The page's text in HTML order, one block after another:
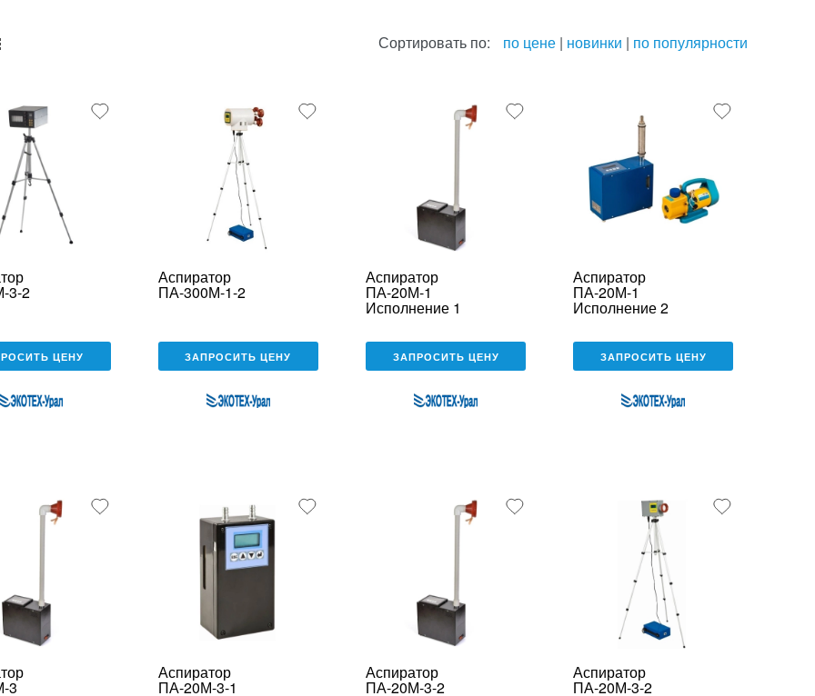
Сортировать по: по цене | новинки | по популярности
3-2
ЦЕНУ
Аспиратор
ПА-300М-1-2
ЗАПРОСИТЬ ЦЕНУ
Аспиратор
ПА-20М-1
Исполнение 1
ЗАПРОСИТЬ ЦЕНУ
Аспиратор
ПА-20М-1
Исполнение 2
ЗАПРОСИТЬ ЦЕНУ
3
Аспиратор
ПА-20М-3-1
Аспиратор
ПА-20М-3-2
Аспиратор
ПА-20М-3-2